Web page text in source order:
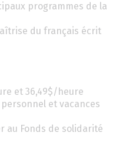
programmes de la
du français écrit
et 36,49$/heure
et vacances
au Fonds de solidarité